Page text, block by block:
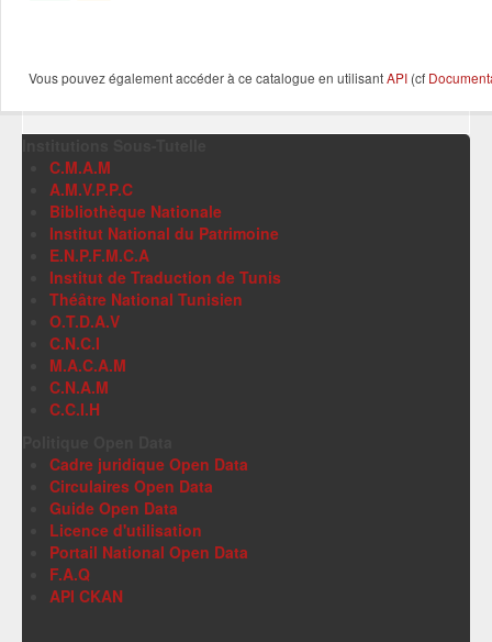
Vous pouvez également accéder à ce catalogue en utilisantAPI (cf
C.M.A.M
A.M.V.P.P.C
Bibliothèque Nationale
Institut National du Patrimoine
E.N.P.F.M.C.A
Institut de Traduction de Tunis
Théâtre National Tunisien
O.T.D.A.V
C.N.C.I
M.A.C.A.M
C.N.A.M
C.C.I.H
Cadre juridique Open Data
Circulaires Open Data
Guide Open Data
Licence d'utilisation
Portail National Open Data
F.A.Q
API CKAN